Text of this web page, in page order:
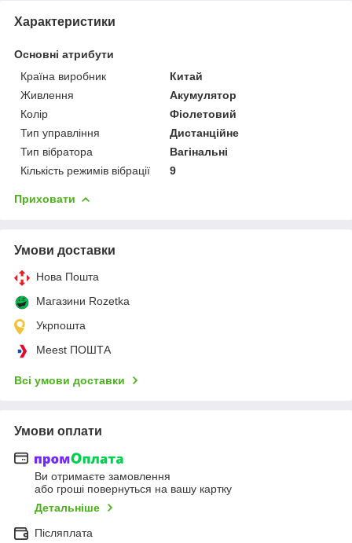
Характеристики
Основні атрибути
Країна виробник
Китай
Живлення
Акумулятор
Колір
Фіолетовий
Тип управління
Дистанційне
Тип вібратора
Вагінальні
Кількість режимів вібрації
9
Приховати
Умови доставки
Нова Пошта
Магазини Rozetka
Укрпошта
Meest ПОШТА
Всі умови доставки
Умови оплати
Ви отримаєте замовлення
або гроші повернуться на вашу картку
Детальніше
Післяплата